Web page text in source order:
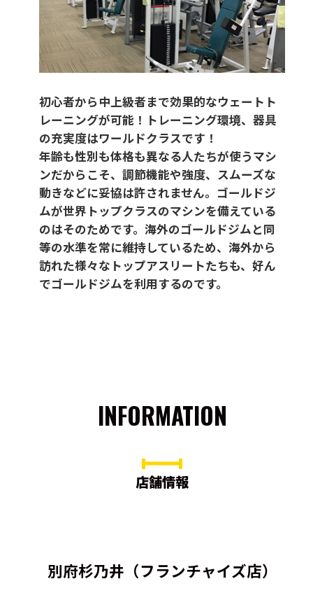
初心者から中上級者まで効果的なウェートト
レーニングが可能！トレーニング環境、器具
の充実度はワールドクラスです！
年齢も性別も体格も異なる人たちが使うマシ
ンだからこそ、調節機能や強度、スムーズな
動きなどに妥協は許されません。ゴールドジ
ムが世界トップクラスのマシンを備えている
のはそのためです。海外のゴールドジムと同
等の水準を常に維持しているため、海外から
訪れた様々なトップアスリートたちも、好ん
でゴールドジムを利用するのです。
INFORMATION
店舗情報
別府杉乃井（フランチャイズ店）